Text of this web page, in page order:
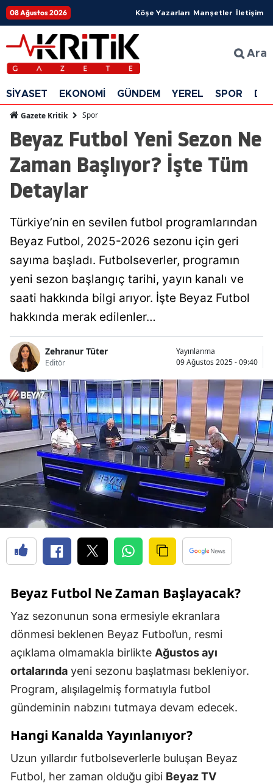
08 Ağustos 2026 Köşe Yazarları Manşetler İletişim
Ara
SİYASET EKONOMİ GÜNDEM YEREL SPOR
Gazete Kritik Spor
Beyaz Futbol Yeni Sezon Ne
Zaman Başlıyor? İşte Tüm
Detaylar
Türkiye’nin en sevilen futbol programlarından
Beyaz Futbol, 2025-2026 sezonu için geri
sayıma başladı. Futbolseverler, programın
yeni sezon başlangıç tarihi, yayın kanalı ve
saati hakkında bilgi arıyor. İşte Beyaz Futbol
hakkında merak edilenler…
Zehranur Tüter
Editör
Yayınlanma
09 Ağustos 2025 - 09:40
Beyaz Futbol Ne Zaman Başlayacak?
Yaz sezonunun sona ermesiyle ekranlara
dönmesi beklenen Beyaz Futbol’un, resmi
açıklama olmamakla birlikte Ağustos ayı
ortalarında yeni sezonu başlatması bekleniyor.
Program, alışılagelmiş formatıyla futbol
gündeminin nabzını tutmaya devam edecek.
Hangi Kanalda Yayınlanıyor?
Uzun yıllardır futbolseverlerle buluşan Beyaz
Futbol, her zaman olduğu gibi Beyaz TV